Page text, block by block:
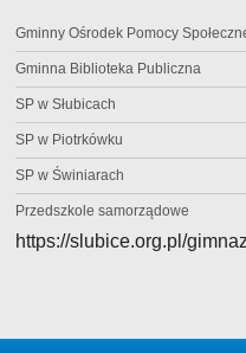
Gminny Ośrodek Pomocy
Gminna Biblioteka Publiczna
SP w Słubicach
SP w Piotrkówku
SP w Świniarach
Przedszkole samorządowe
https://slubice.org.pl/